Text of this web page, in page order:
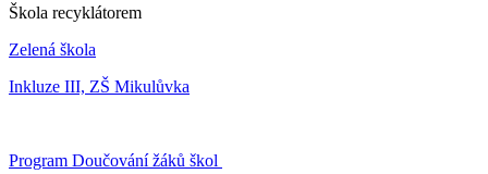
Škola recyklátorem
Zelená škola
Inkluze III, ZŠ Mikulůvka
Program Doučování žáků škol